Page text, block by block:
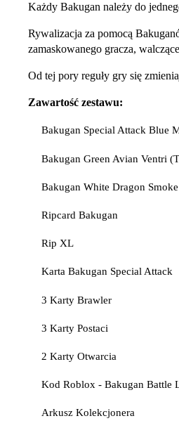
Każdy Bakugan należy do
Rywalizacja za pomocą
zamaskowanego gracza,
Od tej pory reguły gry się
Zawartość zestawu:
Bakugan Special Attack Blue
Bakugan Green Avian Ventri
Bakugan White Dragon
Ripcard Bakugan
Rip XL
Karta Bakugan Special Attack
3 Karty Brawler
3 Karty Postaci
2 Karty Otwarcia
Kod Roblox - Bakugan Battle
Arkusz Kolekcjonera